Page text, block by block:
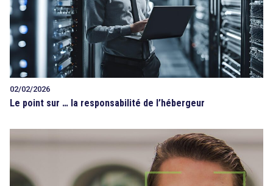
02/02/2026
Le point sur … la responsabilité de l’hébergeur